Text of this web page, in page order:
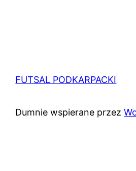
FUTSAL PODKARPACKI
Dumnie wspierane przez